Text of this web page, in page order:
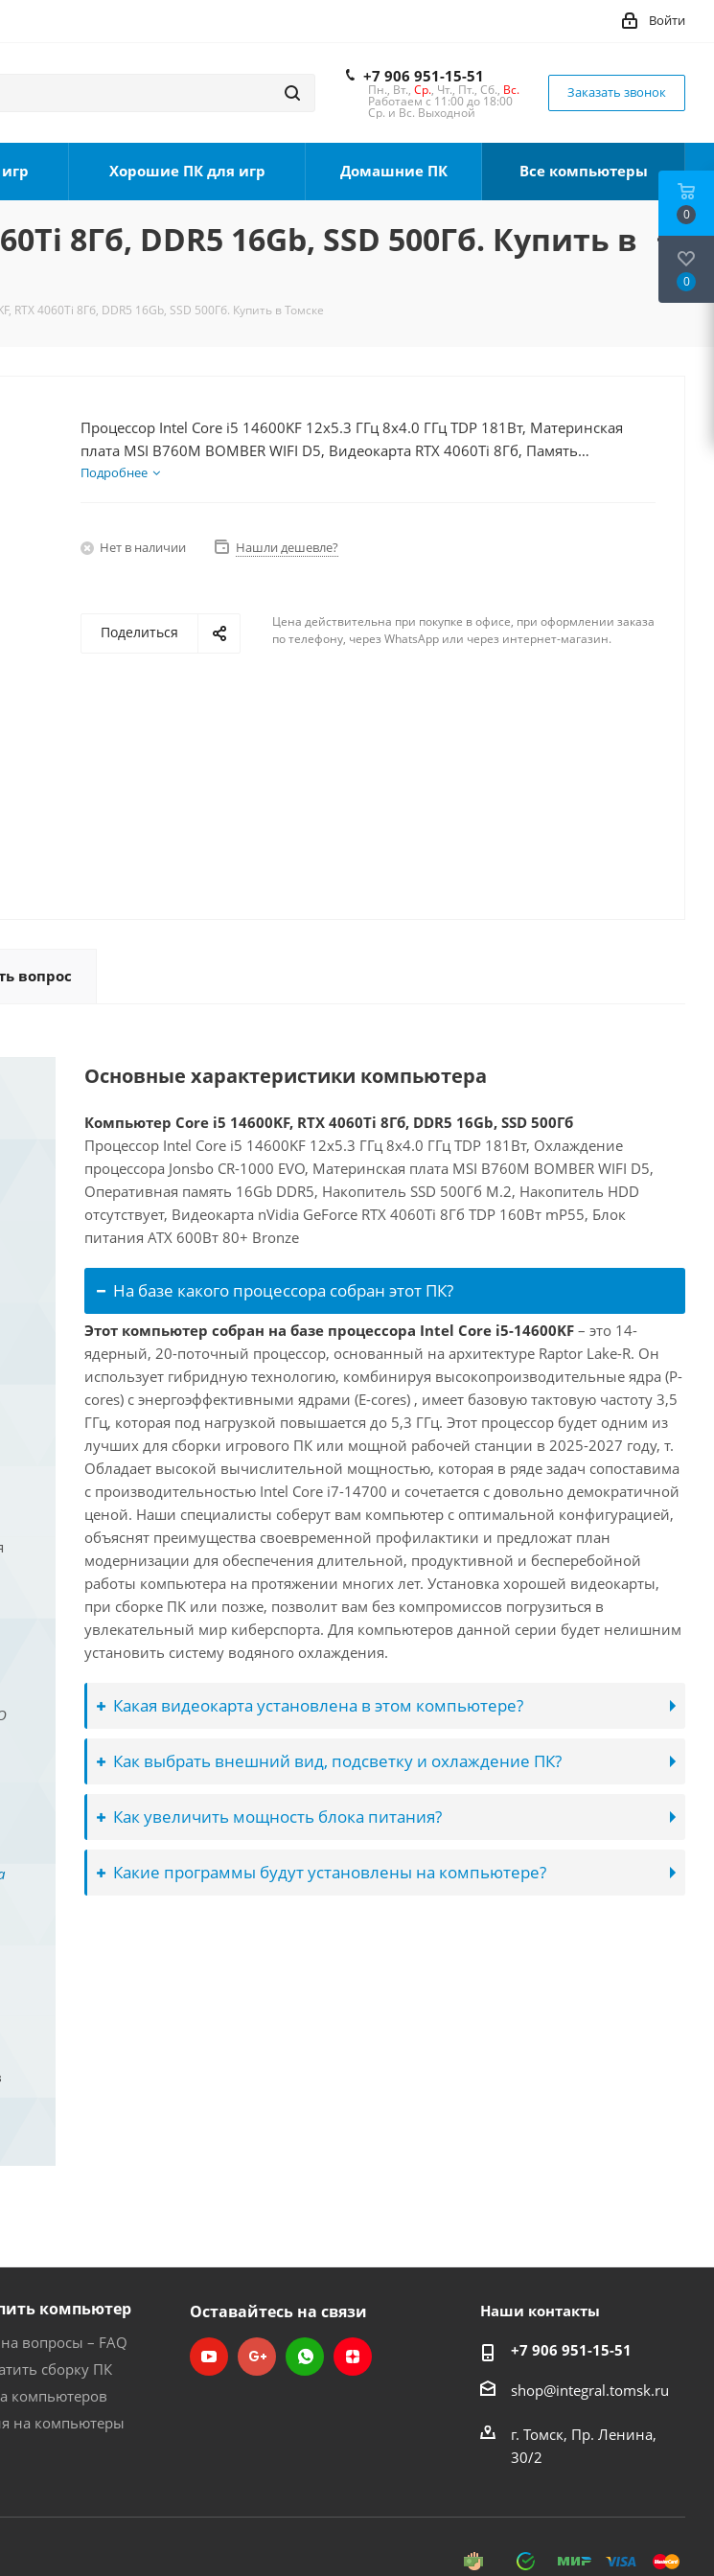
Войти
+7 906 951-15-51
Пн., Вт., Ср., Чт., Пт., Сб., Вс.
Работаем с 11:00 до 18:00
Ср. и Вс. Выходной
Заказать звонок
Хорошие ПК для игр Домашние ПК Все компьютеры
8Гб, DDR5 16Gb, SSD 500Гб. Купить в
RTX 4060Ti 8Гб, DDR5 16Gb, SSD 500Гб. Купить в Томске
Процессор Intel Core i5 14600KF 12x5.3 ГГц 8x4.0 ГГц TDP 181Вт, Материнская
плата MSI B760M BOMBER WIFI D5, Видеокарта RTX 4060Ti 8Гб, Память
DDR5 16Gb, Диски SSD 500Гб, БП 600Вт
Подробнее
Нет в наличии Нашли дешевле?
Поделиться
Цена действительна при покупке в офисе, при оформлении заказа
по телефону, через WhatsApp или через интернет-магазин.
вопрос
Основные характеристики компьютера
Компьютер Core i5 14600KF, RTX 4060Ti 8Гб, DDR5 16Gb, SSD 500Гб
Процессор Intel Core i5 14600KF 12x5.3 ГГц 8x4.0 ГГц TDP 181Вт, Охлаждение
процессора Jonsbo CR-1000 EVO, Материнская плата MSI B760M BOMBER WIFI D5,
Оперативная память 16Gb DDR5, Накопитель SSD 500Гб M.2, Накопитель HDD
отсутствует, Видеокарта nVidia GeForce RTX 4060Ti 8Гб TDP 160Вт mP55, Блок
питания ATX 600Вт 80+ Bronze
На базе какого процессора собран этот ПК?
Этот компьютер собран на базе процессора Intel Core i5-14600KF – это 14-
ядерный, 20-поточный процессор, основанный на архитектуре Raptor Lake-R. Он
использует гибридную технологию, комбинируя высокопроизводительные ядра (P-
cores) с энергоэффективными ядрами (E-cores) , имеет базовую тактовую частоту 3,5
ГГц, которая под нагрузкой повышается до 5,3 ГГц. Этот процессор будет одним из
лучших для сборки игрового ПК или мощной рабочей станции в 2025-2027 году, т.
Обладает высокой вычислительной мощностью, которая в ряде задач сопоставима
с производительностью Intel Core i7-14700 и сочетается с довольно демократичной
ценой. Наши специалисты соберут вам компьютер с оптимальной конфигурацией,
объяснят преимущества своевременной профилактики и предложат план
модернизации для обеспечения длительной, продуктивной и бесперебойной
работы компьютера на протяжении многих лет. Установка хорошей видеокарты,
при сборке ПК или позже, позволит вам без компромиссов погрузиться в
увлекательный мир киберспорта. Для компьютеров данной серии будет нелишним
установить систему водяного охлаждения.
Какая видеокарта установлена в этом компьютере?
Как выбрать внешний вид, подсветку и охлаждение ПК?
Как увеличить мощность блока питания?
Какие программы будут установлены на компьютере?
компьютер
вопросы – FAQ
сборку ПК
компьютеров
на компьютеры
Оставайтесь на связи Наши контакты
+7 906 951-15-51
shop@integral.tomsk.ru
г. Томск, Пр. Ленина,
30/2
0
0